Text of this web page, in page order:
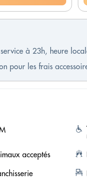
à 23h, heure
pour les frais
acceptés